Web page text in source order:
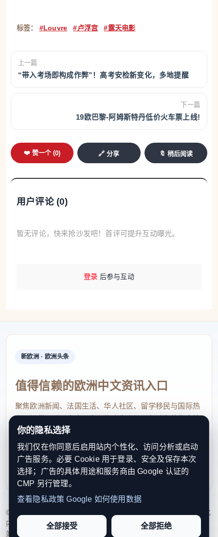
标签： #Louvre #卢浮宫 #露天电影
上一篇
“带入考场即构成作弊”！高考安检新变化，多地提醒
下一篇
19欧巴黎-阿姆斯特丹低价火车票上线!
❤️ 赞一个 (0) 🔗 分享 🔖 稍后阅读
用户评论 (0)
暂无评论，快来抢沙发吧！首评可提升互动曝光。
登录 后参与互动
新欧洲 · 欧洲头条
值得信赖的欧洲中文资讯入口
聚焦欧洲新闻、法国生活、华人社区、留学移民与国际热
点，提供及时、真实、实用的中文资讯，帮助海外华人快
速了解欧洲动态。
contact@xinouzhou.com
服务支持、版权与合作：工作日优先处理站务、投稿与权
利通知
© 2026 新欧洲·欧洲头条. All Rights Reserved. 本网站持续优化
内容透明度、联系方式与用户权利说明，以提升品牌信任感和
站点完整度。
你的隐私选择
我们仅在你同意后启用站内个性化、访问分析或启动
广告服务。必要 Cookie 用于登录、安全及保存本次
选择；广告的具体用途和服务商由 Google 认证的
CMP 另行管理。
查看隐私政策 Google 如何使用数据
全部接受 全部拒绝